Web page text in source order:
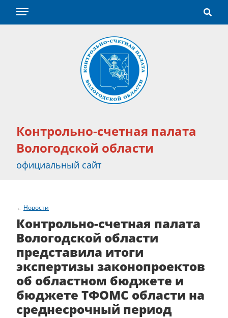
Контрольно-счетная палата
Вологодской области
официальный сайт
Новости
Контрольно-счетная палата
Вологодской области
представила итоги
экспертизы законопроектов
об областном бюджете и
бюджете ТФОМС области на
среднесрочный период